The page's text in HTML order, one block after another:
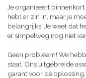
Je organiseert
hebt er zin in, maar je
belangrijks. Je weet dat
er simpelweg nog niet
Geen probleem! We
staat. Ons uitgebreide
garant voor dé